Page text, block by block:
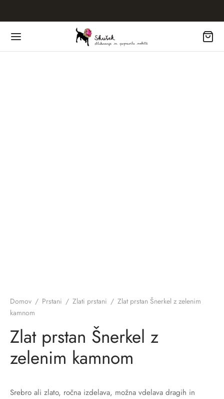
Domov / Prstani / Zlati prstani / Zlat prstan Šnerkel z zelenim
kamnom
Zlat prstan Šnerkel z
zelenim kamnom
Srebro ali zlato, ročna izdelava, možna vdelava dragih in